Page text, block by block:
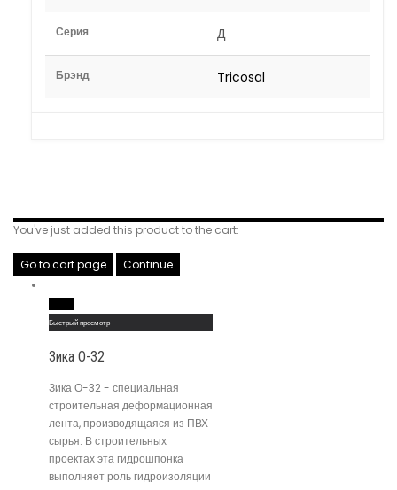
Серия Д
Брэнд Tricosal
You've just added this product to the cart:
Go to cart page Continue
Быстрый просмотр
Зика О-32
Зика О-32 - специальная
строительная деформационная
лента, производящаяся из ПВХ
сырья. В строительных
проектах эта гидрошпонка
выполняет роль гидроизоляции